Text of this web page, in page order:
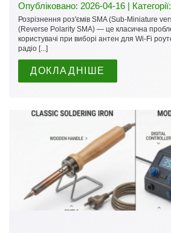
Опубліковано: 2026-04-16 | Категорії:
Розрізнення роз'ємів SMA (Sub-Miniature
(Reverse Polarity SMA) — це класична
користувачі при виборі антен для Wi-Fi
радіо [...]
ДОКЛАДНІШЕ